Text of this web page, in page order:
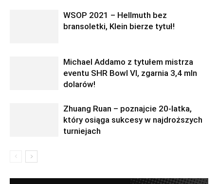
WSOP 2021 – Hellmuth bez
bransoletki, Klein bierze tytuł!
Michael Addamo z tytułem mistrza
eventu SHR Bowl VI, zgarnia 3,4 mln
dolarów!
Zhuang Ruan – poznajcie 20-latka,
który osiąga sukcesy w najdroższych
turniejach